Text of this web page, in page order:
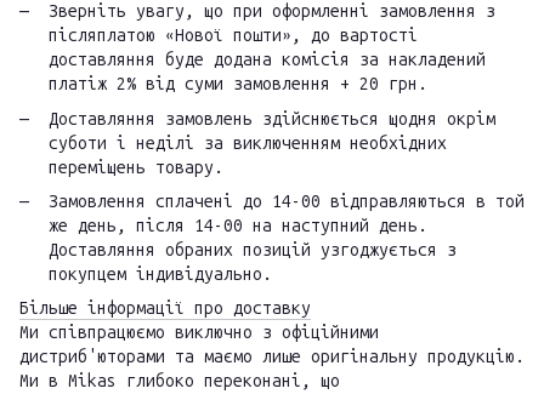
Зверніть увагу, що при оформленні замовлення з
післяплатою «Нової пошти», до вартості
доставляння буде додана комісія за накладений
платіж 2% від суми замовлення + 20 грн.
Доставляння замовлень здійснюється щодня окрім
суботи і неділі за виключенням необхідних
переміщень товару.
Замовлення сплачені до 14-00 відправляються в той
же день, після 14-00 на наступний день.
Доставляння обраних позицій узгоджується з
покупцем індивідуально.
Більше інформації про доставку
Ми співпрацюємо виключно з офіційними
дистриб'юторами та маємо лише оригінальну продукцію.
Ми в Mikas глибоко переконані, що